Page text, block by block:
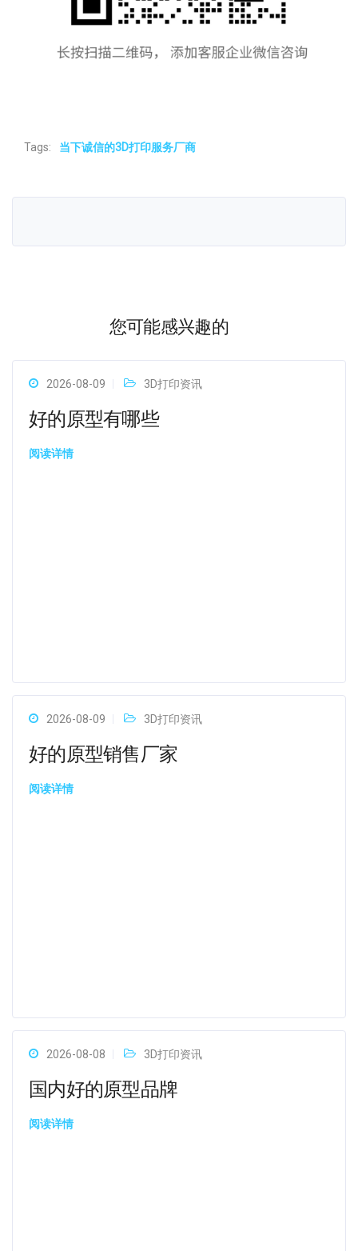
Tags: 当下诚信的3D打印服务厂商
您可能感兴趣的
2026-08-09 3D打印资讯
好的原型有哪些
阅读详情
2026-08-09 3D打印资讯
好的原型销售厂家
阅读详情
2026-08-08 3D打印资讯
国内好的原型品牌
阅读详情